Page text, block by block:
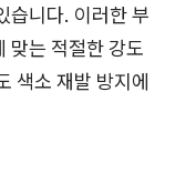
습니다. 이러한 부
맞는 적절한 강도
색소 재발 방지에